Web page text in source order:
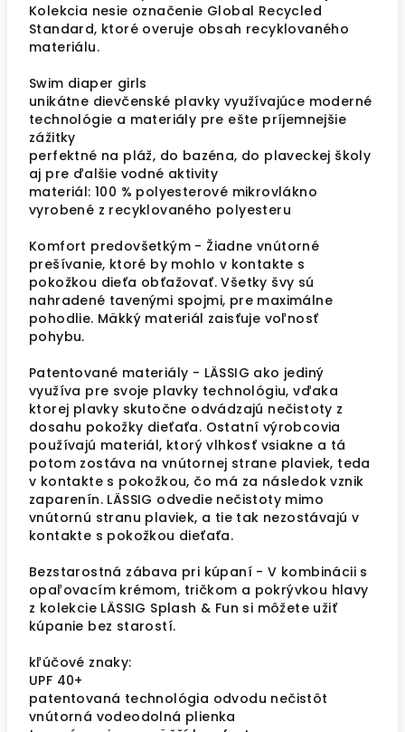
Kolekcia nesie označenie Global Recycled
Standard, ktoré overuje obsah recyklovaného
materiálu.
Swim diaper girls
unikátne dievčenské plavky využívajúce moderné
technológie a materiály pre ešte príjemnejšie
zážitky
perfektné na pláž, do bazéna, do plaveckej školy
aj pre ďalšie vodné aktivity
materiál: 100 % polyesterové mikrovlákno
vyrobené z recyklovaného polyesteru
Komfort predovšetkým - Žiadne vnútorné
prešívanie, ktoré by mohlo v kontakte s
pokožkou dieťa obťažovať. Všetky švy sú
nahradené tavenými spojmi, pre maximálne
pohodlie. Mäkký materiál zaisťuje voľnosť
pohybu.
Patentované materiály - LÄSSIG ako jediný
využíva pre svoje plavky technológiu, vďaka
ktorej plavky skutočne odvádzajú nečistoty z
dosahu pokožky dieťaťa. Ostatní výrobcovia
používajú materiál, ktorý vlhkosť vsiakne a tá
potom zostáva na vnútornej strane plaviek, teda
v kontakte s pokožkou, čo má za následok vznik
zaparenín. LÄSSIG odvedie nečistoty mimo
vnútornú stranu plaviek, a tie tak nezostávajú v
kontakte s pokožkou dieťaťa.
Bezstarostná zábava pri kúpaní - V kombinácii s
opaľovacím krémom, tričkom a pokrývkou hlavy
z kolekcie LÄSSIG Splash & Fun si môžete užiť
kúpanie bez starostí.
kľúčové znaky:
UPF 40+
patentovaná technológia odvodu nečistôt
vnútorná vodeodolná plienka